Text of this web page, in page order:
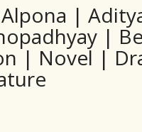
Alpona |
|
| Novel |